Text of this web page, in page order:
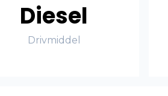
Diesel
Drivmiddel